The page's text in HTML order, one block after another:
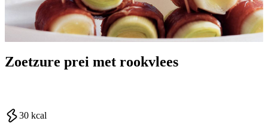
Zoetzure prei met rookvlees
30 kcal